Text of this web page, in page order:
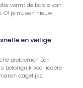
vormt de basis van
Of je nu een nieuw
en veilige
problemen Een
belangrijk voor iedere
dagelijks